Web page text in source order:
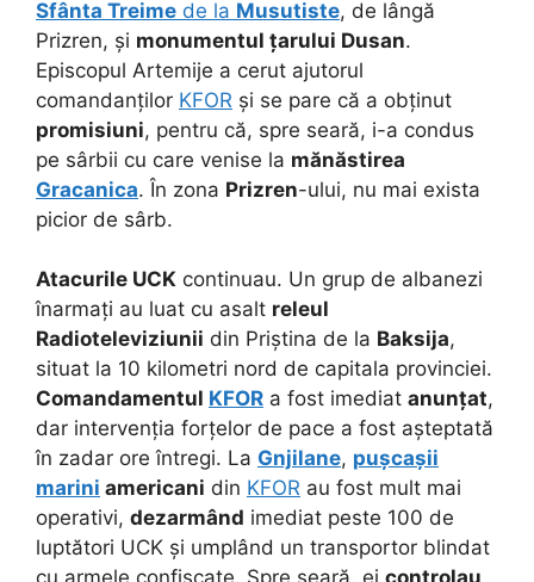
Sfânta Treime de la Musutiste, de lângă
Prizren, și monumentul țarului Dusan.
Episcopul Artemije a cerut ajutorul
comandanților KFOR și se pare că a obținut
promisiuni, pentru că, spre seară, i-a condus
pe sârbii cu care venise la mănăstirea
Gracanica. În zona Prizren-ului, nu mai exista
picior de sârb.
Atacurile UCK continuau. Un grup de albanezi
înarmați au luat cu asalt releul
Radioteleviziunii din Priștina de la Baksija,
situat la 10 kilometri nord de capitala provinciei.
Comandamentul KFOR a fost imediat anunțat,
dar intervenția forțelor de pace a fost așteptată
în zadar ore întregi. La Gnjilane, pușcașii
marini americani din KFOR au fost mult mai
operativi, dezarmând imediat peste 100 de
luptători UCK și umplând un transportor blindat